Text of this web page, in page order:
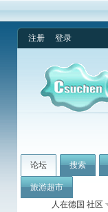
注册 登录
论坛 搜索
旅游超市
人在德国 社区